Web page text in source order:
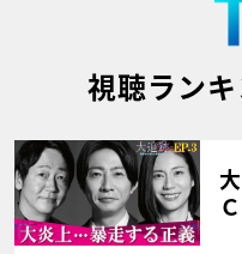
視聴ラン